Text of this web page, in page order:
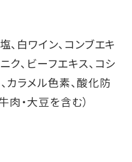
、白ワイン、コンブエキ
ク、ビーフエキス、コシ
カラメル色素、酸化防
肉・大豆を含む）